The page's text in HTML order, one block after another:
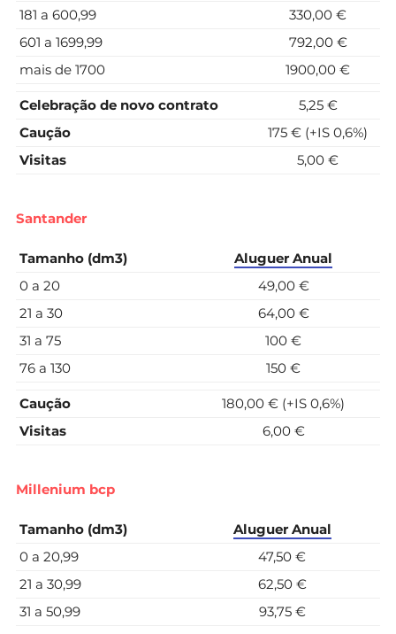
181 a 600,99
330,00 €
601 a 1699,99
792,00 €
mais de 1700
1900,00 €
Celebração de novo contrato
5,25 €
Caução
175 € (+IS 0,6%)
Visitas
5,00 €
Santander
Tamanho (dm3) Aluguer Anual
0 a 20
49,00 €
21 a 30
64,00 €
31 a 75
100 €
76 a 130
150 €
Caução
180,00 € (+IS 0,6%)
Visitas
6,00 €
Millenium bcp
Tamanho (dm3) Aluguer Anual
0 a 20,99
47,50 €
21 a 30,99
62,50 €
31 a 50,99
93,75 €